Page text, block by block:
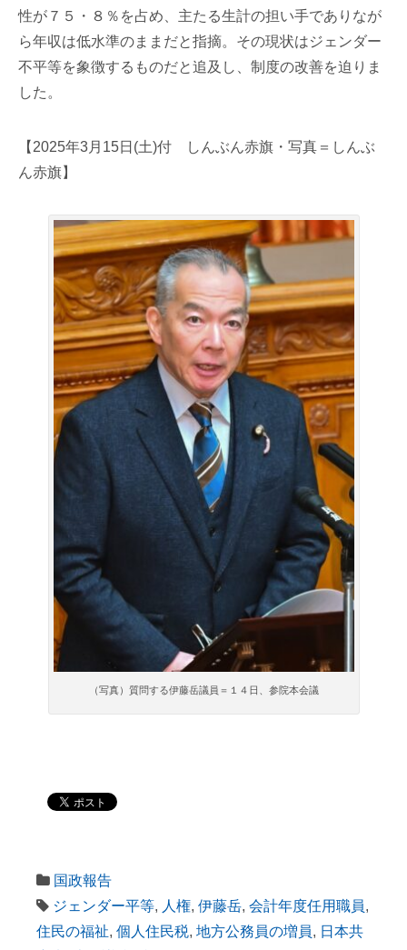
性が７５・８％を占め、主たる生計の担い手でありなが
ら年収は低水準のままだと指摘。その現状はジェンダー
不平等を象徴するものだと追及し、制度の改善を迫りま
した。
【2025年3月15日(土)付 しんぶん赤旗・写真＝しんぶ
ん赤旗】
（写真）質問する伊藤岳議員＝１４日、参院本会議
国政報告
ジェンダー平等, 人権, 伊藤岳, 会計年度任用職員,
住民の福祉, 個人住民税, 地方公務員の増員, 日本共